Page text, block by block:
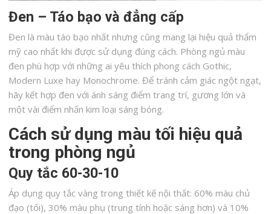
Đen – Táo bạo và đẳng cấp
Đen là màu táo bạo nhất nhưng cũng mang lại hiệu quả thẩm
mỹ cao nhất khi được sử dụng đúng cách. Phòng ngủ màu
đen phù hợp với những ai yêu thích phong cách Gothic,
Modern Luxe hay Monochrome. Để tránh cảm giác ngột ngạt,
hãy kết hợp đen với ánh sáng điểm trang trí, gương lớn và
một vài điểm nhấn kim loại sáng bóng.
Cách sử dụng màu tối hiệu quả
trong phòng ngủ
Quy tắc 60-30-10
Áp dụng quy tắc vàng trong thiết kế nội thất: 60% màu chủ
đạo (tối), 30% màu phụ (trung tính hoặc sáng hơn) và 10%